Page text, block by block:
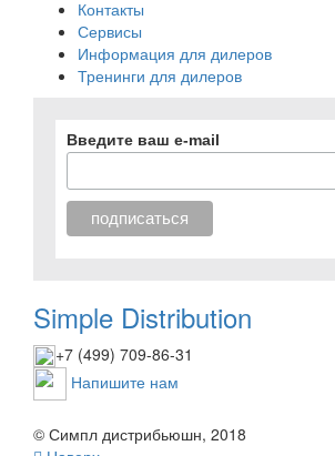
Контакты
Сервисы
Информация для дилеров
Тренинги для дилеров
Введите ваш e-mail
Simple Distribution
+7 (499) 709-86-31
Напишите нам
© Симпл дистрибьюшн, 2018